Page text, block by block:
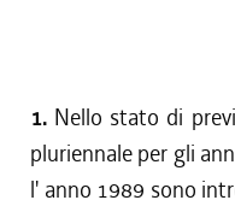
1. Nello stato di
pluriennale per gli
l' anno 1989 sono